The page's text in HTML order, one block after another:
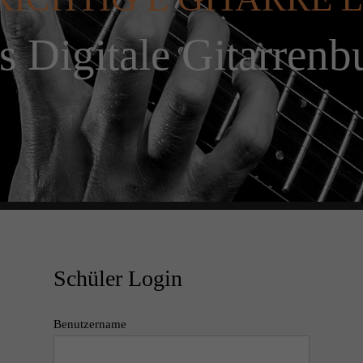
Digitale
Schüler Login
Benutzername